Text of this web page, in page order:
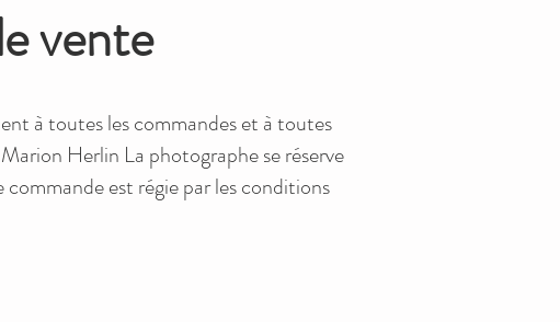
vente
à toutes les commandes et à toutes
Herlin La photographe se réserve
est régie par les conditions